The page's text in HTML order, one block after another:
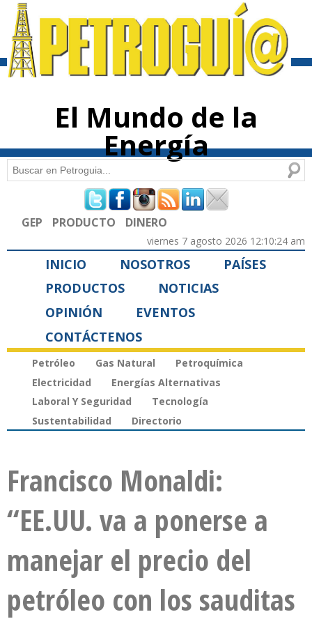
contenido
El Mundo de la
Energía
Formulario de búsqueda
Buscar
GEP PRODUCTO DINERO
viernes 7 agosto 2026 12:10:24 am
INICIO NOSOTROS
PAÍSES
PRODUCTOS
NOTICIAS
OPINIÓN
EVENTOS
CONTÁCTENOS
Petróleo Gas Natural
Petroquímica
Electricidad
Energías Alternativas
Laboral Y Seguridad
Tecnología
Sustentabilidad
Directorio
Francisco Monaldi:
“EE.UU. va a ponerse a
manejar el precio del
petróleo con los sauditas